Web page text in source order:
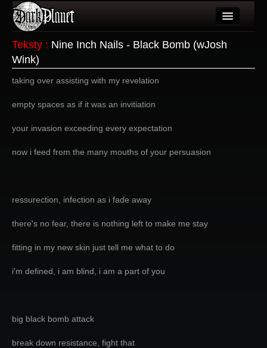
Wydarzenia
Galeria
Forum
Więcej
Teksty : Nine Inch Nails - Black Bomb (wJosh
Wink)
taking over assisting with my revelation
empty spaces as if it was an invitiation
your invasion exceeding every expectation
now i feed from the many mouths of your persuasion
ressurection, infection as i fade away
there's no fear, there is nothing left to make me stay
fitting in my new skin just tell me what to do
i'm defined, i am blind, i am a part of you
big black bomb attack
break down resistance, fight that